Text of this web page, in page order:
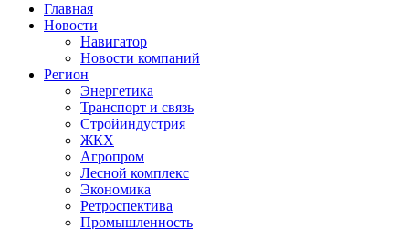
Главная
Новости
Навигатор
Новости компаний
Регион
Энергетика
Транспорт и связь
Стройиндустрия
ЖКХ
Агропром
Лесной комплекс
Экономика
Ретроспектива
Промышленность